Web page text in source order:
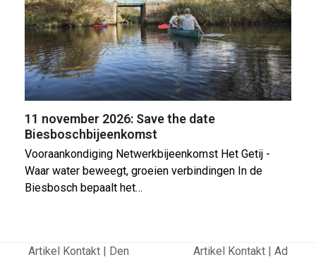
11 november 2026: Save the date
Biesboschbijeenkomst
Vooraankondiging Netwerkbijeenkomst Het Getij -
Waar water beweegt, groeien verbindingen In de
Biesbosch bepaalt het…
Artikel Kontakt | Den
Artikel Kontakt | Ad